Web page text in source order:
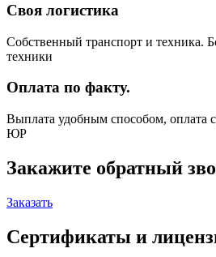
Своя логистика
Собственный транспорт и техника.
техники
Оплата по факту.
Выплата удобным способом, оплата
ЮР
Закажите обратный
Заказать
Сертификаты и